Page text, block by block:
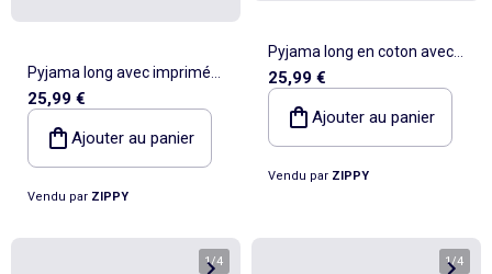
Pyjama long avec imprimé
Stitch qui brille dans le noir
25,99 €
Ajouter au panier
Vendu par ZIPPY
Pyjama long en coton avec
imprimés Minnie
25,99 €
Ajouter au panier
Vendu par ZIPPY
1/4 1/4